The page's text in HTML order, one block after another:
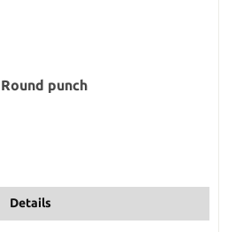
punch
Details